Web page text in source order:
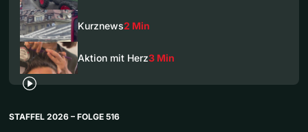
Kurznews2 Min
Aktion mit Herz3 Min
STAFFEL 2026 – FOLGE 516